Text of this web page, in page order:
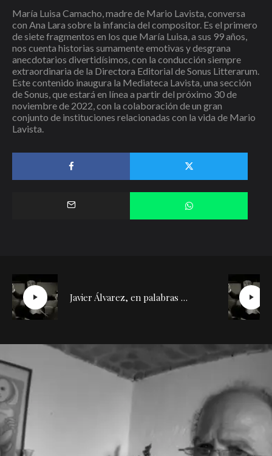
Guarda mi nombre, correo electrónico y web en este navegador para la
próxima vez que comente.
Recibir un correo electrónico con los siguientes comentarios a esta entrada.
Recibir un correo electrónico con cada nueva entrada.
María Luisa Camacho, madre de Mario Lavista, conversa
con Ana Lara sobre la infancia del compositor. Es el primero
de siete fragmentos en los que María Luisa, a sus 99 años,
nos cuenta historias sumamente emotivas y desgrana
anecdotarios divertidísimos, con la conducción siempre
extraordinaria de la Directora Editorial de Sonus Litterarum.
Este contenido inaugura la Mediateca Lavista, una sección
de Sonus, que estará en línea a partir del próximo 30 de
noviembre de 2022, con la colaboración de un gran
conjunto de instituciones relacionadas con la vida de Mario
Lavista.
Javier Álvarez, en palabras de Díazmuñoz | Conversación con Silvia de la Cueva (2)